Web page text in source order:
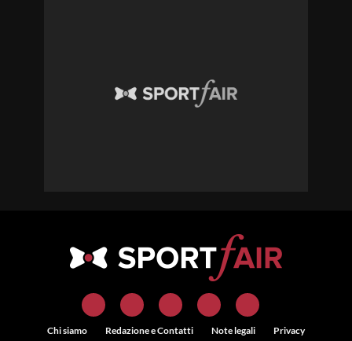
Chi siamo Redazione e Contatti Note legali Privacy